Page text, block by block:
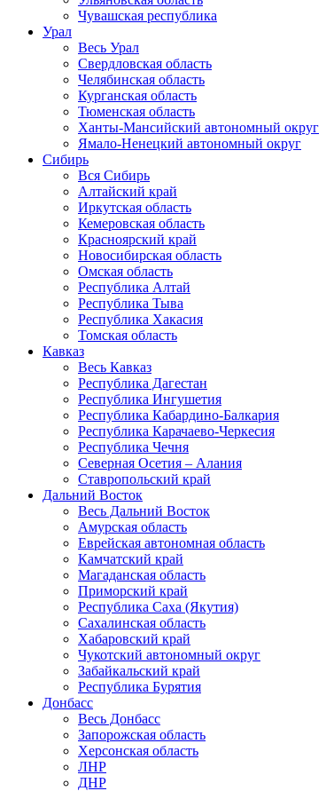
Чувашская республика
Урал
Весь Урал
Свердловская область
Челябинская область
Курганская область
Тюменская область
Ханты-Мансийский автономный округ
Ямало-Ненецкий автономный округ
Сибирь
Вся Сибирь
Алтайский край
Иркутская область
Кемеровская область
Красноярский край
Новосибирская область
Омская область
Республика Алтай
Республика Тыва
Республика Хакасия
Томская область
Кавказ
Весь Кавказ
Республика Дагестан
Республика Ингушетия
Республика Кабардино-Балкария
Республика Карачаево-Черкесия
Республика Чечня
Северная Осетия – Алания
Ставропольский край
Дальний Восток
Весь Дальний Восток
Амурская область
Еврейская автономная область
Камчатский край
Магаданская область
Приморский край
Республика Саха (Якутия)
Сахалинская область
Хабаровский край
Чукотский автономный округ
Забайкальский край
Республика Бурятия
Донбасс
Весь Донбасс
Запорожская область
Херсонская область
ЛНР
ДНР